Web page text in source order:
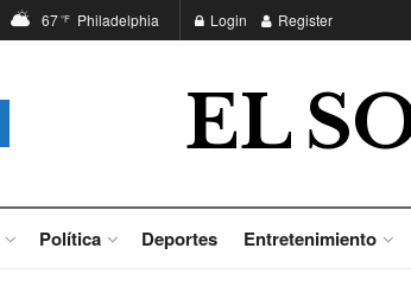
67°F Philadelphia Login Register
EL
Política Deportes Entretenimiento